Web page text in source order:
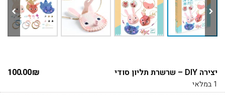
יצירה DIY – שרשרת תליון סודי 100.00₪
1 במלאי